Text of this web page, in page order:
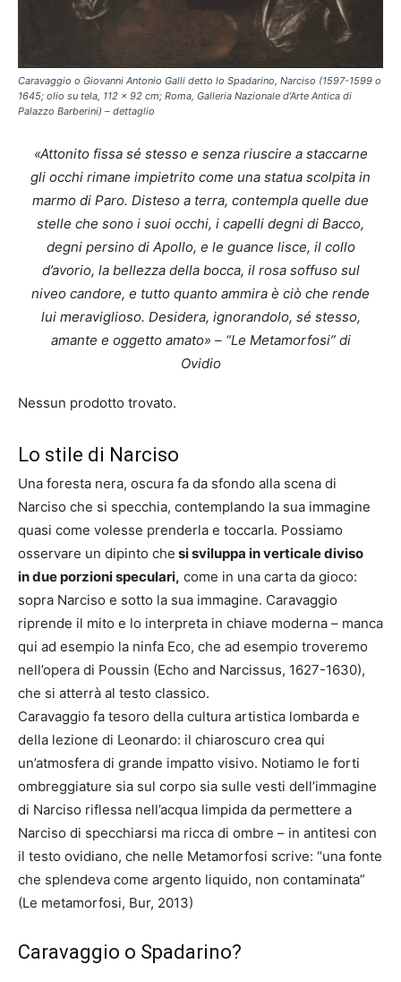
Caravaggio o Giovanni Antonio Galli detto lo Spadarino, Narciso (1597-1599 o
1645; olio su tela, 112 x 92 cm; Roma, Galleria Nazionale d’Arte Antica di
Palazzo Barberini) – dettaglio
«Attonito fissa sé stesso e senza riuscire a staccarne
gli occhi rimane impietrito come una statua scolpita in
marmo di Paro. Disteso a terra, contempla quelle due
stelle che sono i suoi occhi, i capelli degni di Bacco,
degni persino di Apollo, e le guance lisce, il collo
d’avorio, la bellezza della bocca, il rosa soffuso sul
niveo candore, e tutto quanto ammira è ciò che rende
lui meraviglioso. Desidera, ignorandolo, sé stesso,
amante e oggetto amato» – “Le Metamorfosi” di
Ovidio
Nessun prodotto trovato.
Lo stile di Narciso
Una foresta nera, oscura fa da sfondo alla scena di
Narciso che si specchia, contemplando la sua immagine
quasi come volesse prenderla e toccarla. Possiamo
osservare un dipinto che si sviluppa in verticale diviso
in due porzioni speculari, come in una carta da gioco:
sopra Narciso e sotto la sua immagine. Caravaggio
riprende il mito e lo interpreta in chiave moderna – manca
qui ad esempio la ninfa Eco, che ad esempio troveremo
nell’opera di Poussin (Echo and Narcissus, 1627-1630),
che si atterrà al testo classico.
Caravaggio fa tesoro della cultura artistica lombarda e
della lezione di Leonardo: il chiaroscuro crea qui
un’atmosfera di grande impatto visivo. Notiamo le forti
ombreggiature sia sul corpo sia sulle vesti dell’immagine
di Narciso riflessa nell’acqua limpida da permettere a
Narciso di specchiarsi ma ricca di ombre – in antitesi con
il testo ovidiano, che nelle Metamorfosi scrive: “una fonte
che splendeva come argento liquido, non contaminata”
(Le metamorfosi, Bur, 2013)
Caravaggio o Spadarino?